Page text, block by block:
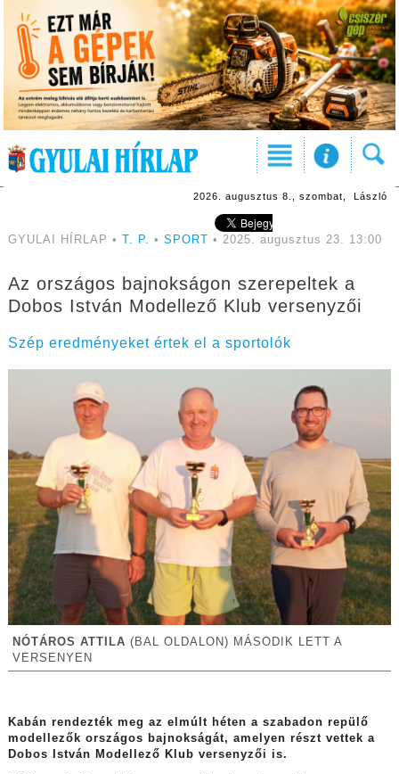
2026. augusztus 8., szombat, László
GYULAI HÍRLAP • T. P. • SPORT • 2025. augusztus 23. 13:00
Az országos bajnokságon szerepeltek a
Dobos István Modellező Klub versenyzői
Szép eredményeket értek el a sportolók
NÓTÁROS ATTILA (BAL OLDALON) MÁSODIK LETT A
VERSENYEN
Kabán rendezték meg az elmúlt héten a szabadon repülő
modellezők országos bajnokságát, amelyen részt vettek a
Dobos István Modellező Klub versenyzői is.